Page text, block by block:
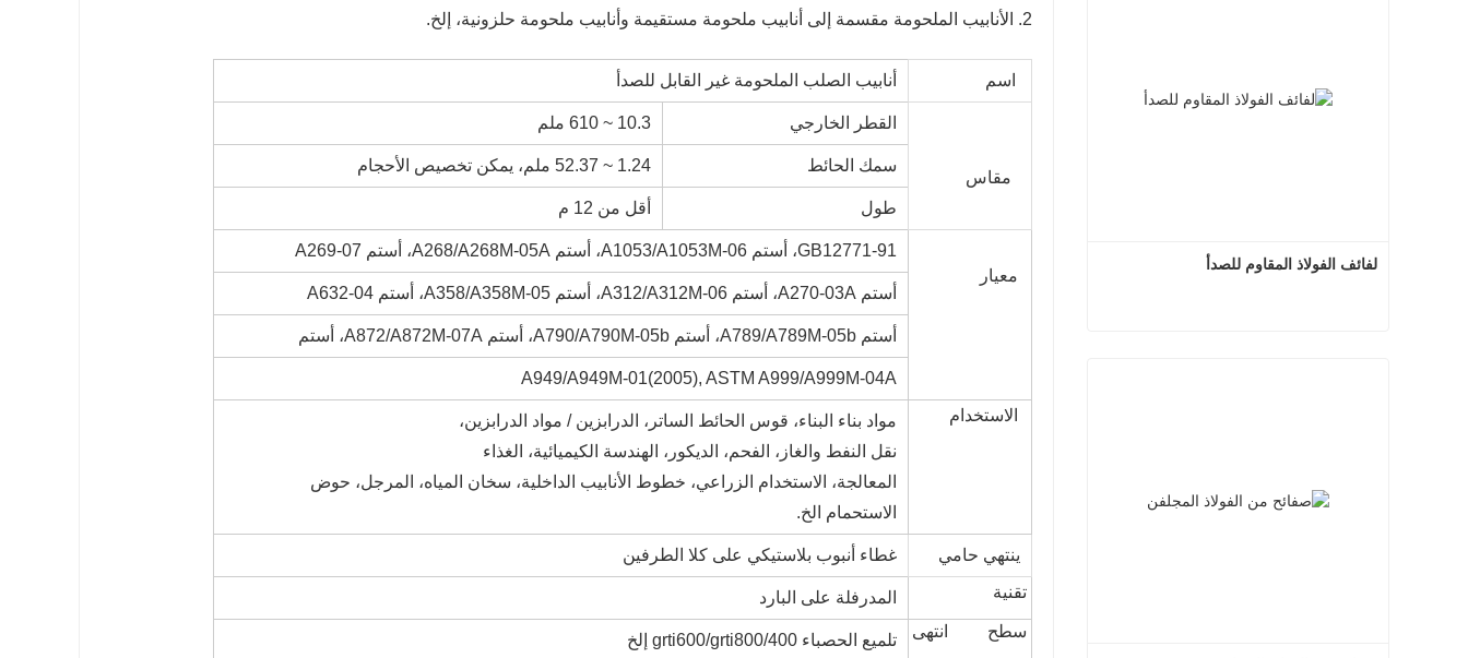
2. الأنابيب الملحومة مقسمة إلى أنابيب ملحومة مستقيمة وأنابيب ملحومة حلزونية، إلخ.
اسم أنابيب الصلب الملحومة غير القابل للصدأ
مقاس
القطر الخارجي 10.3 ~ 610 ملم
سمك الحائط 1.24 ~ 52.37 ملم، يمكن تخصيص الأحجام
طول أقل من 12 م
معيار
GB12771-91، أستم A1053/A1053M-06، أستم A268/A268M-05A، أستم A269-07
أستم A270-03A، أستم A312/A312M-06، أستم A358/A358M-05، أستم A632-04
أستم A789/A789M-05b، أستم A790/A790M-05b، أستم A872/A872M-07A، أستم
A949/A949M-01(2005), ASTM A999/A999M-04A
الاستخدام
مواد بناء البناء، قوس الحائط الساتر، الدرابزين / مواد الدرابزين،
نقل النفط والغاز، الفحم، الديكور، الهندسة الكيميائية، الغذاء
المعالجة، الاستخدام الزراعي، خطوط الأنابيب الداخلية، سخان المياه، المرجل، حوض
الاستحمام الخ.
ينتهي حامي
غطاء أنبوب بلاستيكي على كلا الطرفين
تقنية
المدرفلة على البارد
سطح انتهى
تلميع الحصباء 400/grti600/grti800 إلخ
لفائف الفولاذ المقاوم للصدأ